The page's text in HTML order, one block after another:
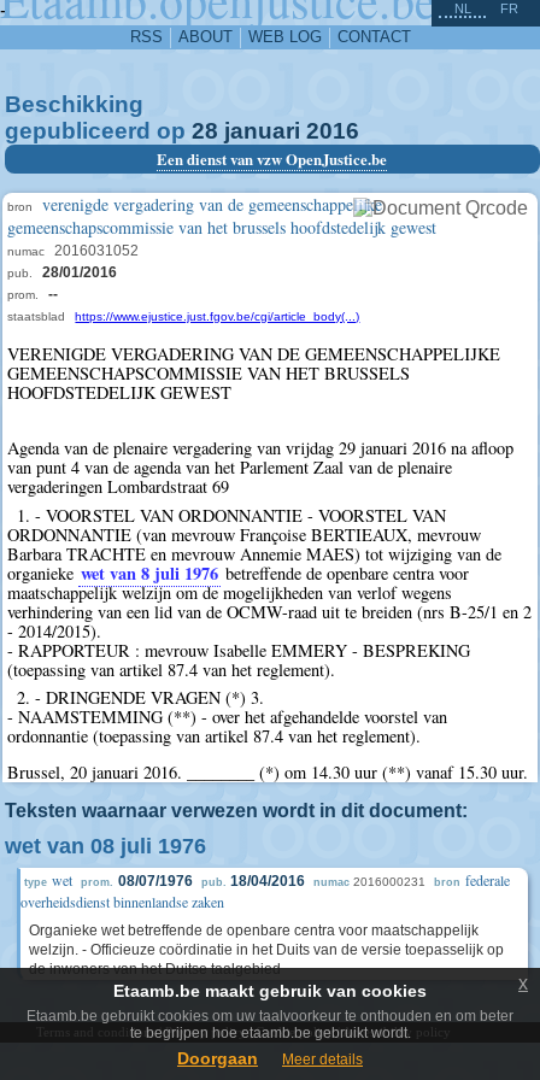
-
RSS ABOUT WEB LOG CONTACT
NL FR
Beschikking
gepubliceerd op 28 januari 2016
Een dienst van vzw OpenJustice.be
bron
verenigde vergadering van de gemeenschappelijke
gemeenschapscommissie van het brussels hoofdstedelijk gewest
numac 2016031052
pub. 28/01/2016
prom. --
staatsblad https://www.ejustice.just.fgov.be/cgi/article_body(...)
VERENIGDE VERGADERING VAN DE GEMEENSCHAPPELIJKE
GEMEENSCHAPSCOMMISSIE VAN HET BRUSSELS
HOOFDSTEDELIJK GEWEST
Agenda van de plenaire vergadering van vrijdag 29 januari 2016 na afloop
van punt 4 van de agenda van het Parlement Zaal van de plenaire
vergaderingen Lombardstraat 69
1. - VOORSTEL VAN ORDONNANTIE - VOORSTEL VAN
ORDONNANTIE (van mevrouw Françoise BERTIEAUX, mevrouw
Barbara TRACHTE en mevrouw Annemie MAES) tot wijziging van de
organieke wet van 8 juli 1976 betreffende de openbare centra voor
maatschappelijk welzijn om de mogelijkheden van verlof wegens
verhindering van een lid van de OCMW-raad uit te breiden (nrs B-25/1 en 2
- 2014/2015).
- RAPPORTEUR : mevrouw Isabelle EMMERY - BESPREKING
(toepassing van artikel 87.4 van het reglement).
2. - DRINGENDE VRAGEN (*) 3.
- NAAMSTEMMING (**) - over het afgehandelde voorstel van
ordonnantie (toepassing van artikel 87.4 van het reglement).
Brussel, 20 januari 2016. ________ (*) om 14.30 uur (**) vanaf 15.30 uur.
Teksten waarnaar verwezen wordt in dit document:
wet van 08 juli 1976
type wet prom. 08/07/1976 pub. 18/04/2016 numac 2016000231 bron federale
overheidsdienst binnenlandse zaken
Organieke wet betreffende de openbare centra voor maatschappelijk
welzijn. - Officieuze coördinatie in het Duits van de versie toepasselijk op
de inwoners van het Duitse taalgebied
^
Terms and conditions|Privacy policy|Cookie policy|Accessibility policy
Etaamb.be maakt gebruik van cookies
Etaamb.be gebruikt cookies om uw taalvoorkeur te onthouden en om beter
te begrijpen hoe etaamb.be gebruikt wordt.
Doorgaan Meer details
x